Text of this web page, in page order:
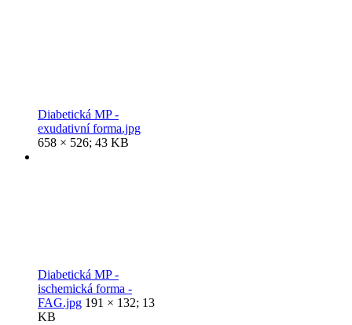
Diabetická MP -
exudativní forma.jpg
658 × 526; 43 KB
Diabetická MP -
ischemická forma -
FAG.jpg 191 × 132; 13
KB